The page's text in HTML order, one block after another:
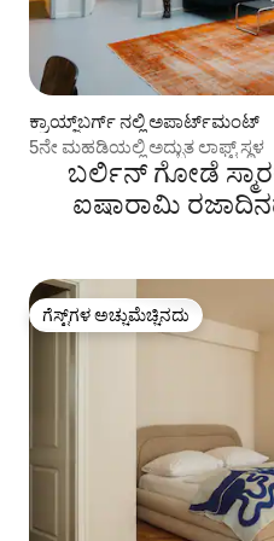
ಕ್ರಾಯ್ಜ್‌ಬರ್ಗ್ ನಲ್ಲಿ ಅಪಾರ್ಟ್‌ಮಂಟ್
5ನೇ ಮಹಡಿಯಲ್ಲಿ ಅದ್ಭುತ ಲಾಫ್ಟ್ ಸ್ಥಳ
ಬರ್ಲಿನ್ ಗೋಡೆ
ಐಷಾರಾಮಿ
ಗೆಸ್ಟ್‌ಗಳ ಅಚ್ಚುಮೆಚ್ಚಿನದು
ಗೆಸ್ಟ್‌ಗಳ ಅಚ್ಚುಮೆಚ್ಚಿನದು